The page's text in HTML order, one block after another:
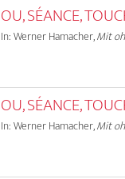
OU, SÉANCE,
In: Werner Hamacher,Mit
OU, SÉANCE,
In: Werner Hamacher,Mit